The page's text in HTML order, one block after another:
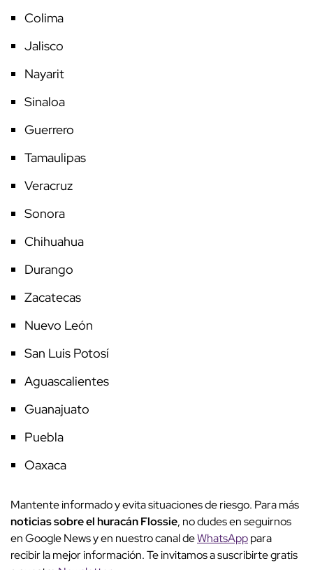
Colima
Jalisco
Nayarit
Sinaloa
Guerrero
Tamaulipas
Veracruz
Sonora
Chihuahua
Durango
Zacatecas
Nuevo León
San Luis Potosí
Aguascalientes
Guanajuato
Puebla
Oaxaca
Mantente informado y evita situaciones de riesgo. Para más
noticias sobre el huracán Flossie, no dudes en seguirnos
en Google News y en nuestro canal deWhatsApppara
recibir la mejor información. Te invitamos a suscribirte gratis